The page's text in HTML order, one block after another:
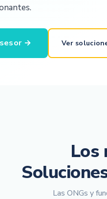
→ Ver
Los
Las ONGs y